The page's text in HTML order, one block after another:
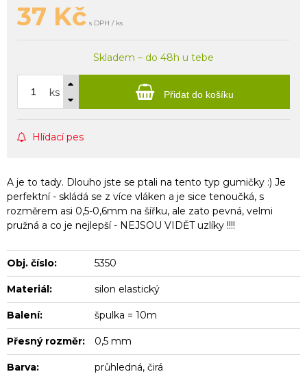
37 Kč s DPH / ks
Skladem – do 48h u tebe
ks Přidat do košíku
Hlídací pes
A je to tady. Dlouho jste se ptali na tento typ gumičky :) Je
perfektní - skládá se z více vláken a je sice tenoučká, s
rozměrem asi 0,5-0,6mm na šířku, ale zato pevná, velmi
pružná a co je nejlepší - NEJSOU VIDĚT uzlíky !!!!
Obj. číslo: 5350
Materiál: silon elastický
Balení: špulka = 10m
Přesný rozměr: 0,5 mm
Barva: průhledná, čirá